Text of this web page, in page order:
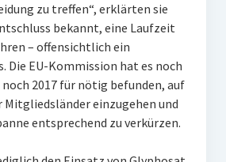
zu treffen“, erklärten sie
bekannt, eine Laufzeit
– offensichtlich ein
Die EU-Kommission hat es noch
2017 für nötig befunden, auf
Mitgliedsländer einzugehen und
entsprechend zu verkürzen.